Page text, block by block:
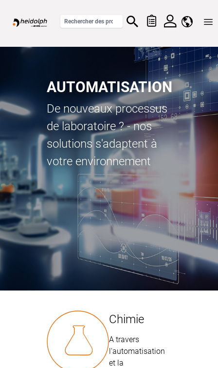
AUTOMATISATION
De nouveaux processus
de laboratoire ? - nos
solutions s'adaptent à
votre environnement
Chimie
A travers
l'automatisation
et la